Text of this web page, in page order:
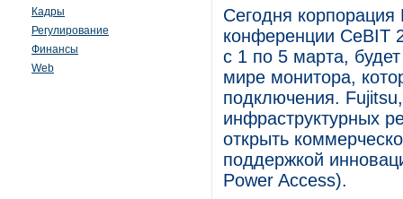
Кадры
Регулирование
Финансы
Web
Сегодня
конференции CeBIT
с 1 по 5 марта,
мире монитора,
подключения.
инфраструктурных
открыть
поддержкой
Power Access).